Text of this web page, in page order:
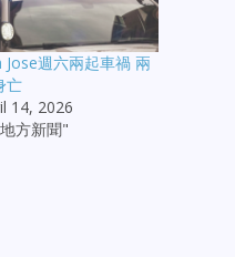
Jose週六兩起車禍 兩
亡
14, 2026
方新聞"